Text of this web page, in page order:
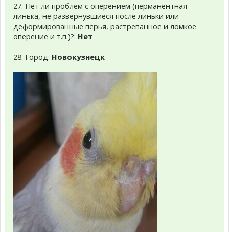
27. Нет ли проблем с оперением (перманентная
линька, не развернувшиеся после линьки или
деформированные перья, растрепанное и ломкое
оперение и т.п.)?: Нет
28. Город: Новокузнецк